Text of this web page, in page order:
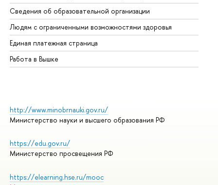
Сведения об образовательной организации
Людям с ограниченными возможностями здоровья
Единая платежная страница
Работа в Вышке
http://www.minobrnauki.gov.ru/
Министерство науки и высшего образования РФ
https://edu.gov.ru/
Министерство просвещения РФ
https://elearning.hse.ru/mooc